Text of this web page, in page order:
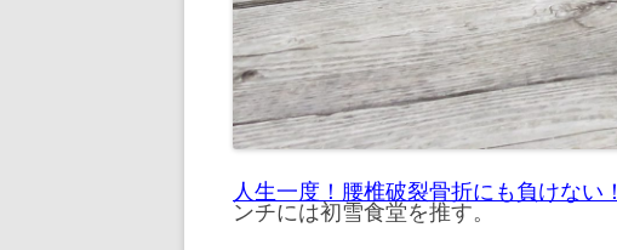
人生一度！腰椎破裂骨折にも負けない！
ンチには初雪食堂を推す。